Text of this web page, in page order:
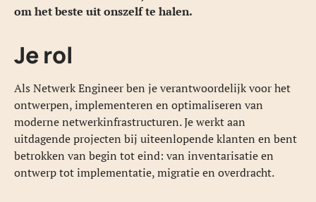
om het beste uit onszelf te halen.
Je rol
Als Netwerk Engineer ben je verantwoordelijk voor het
ontwerpen, implementeren en optimaliseren van
moderne netwerkinfrastructuren. Je werkt aan
uitdagende projecten bij uiteenlopende klanten en bent
betrokken van begin tot eind: van inventarisatie en
ontwerp tot implementatie, migratie en overdracht.